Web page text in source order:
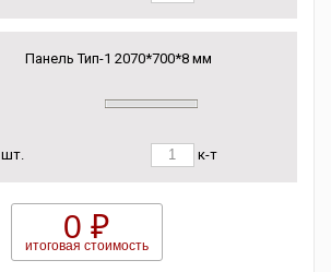
Панель Тип-1 2070*700*8 мм
шт. к-т
0 ₽
итоговая стоимость